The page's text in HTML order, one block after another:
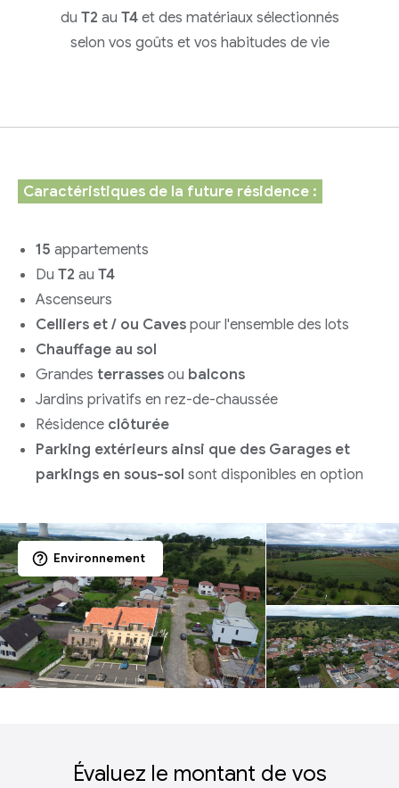
du T2 au T4et des matériaux sélectionnés
selon vos goûts et vos habitudes de vie
Caractéristiques de la future résidence :
15 appartements
Du T2 au T4
Ascenseurs
Celliers et / ou Cavespour l'ensemble des lots
Chauffage au sol
Grandes terrassesou balcons
Jardins privatifs en rez-de-chaussée
Résidence clôturée
Parking extérieurs ainsi que des Garages et
parkings en sous-sol sont disponibles en option
Environnement
Évaluez le montant de vos